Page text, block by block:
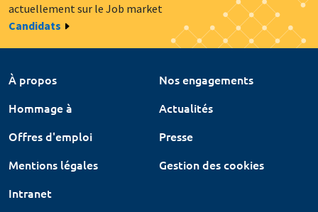
actuellement sur le Job market
Candidats
À propos
Nos engagements
Hommage à
Actualités
Offres d'emploi
Presse
Mentions légales
Gestion des cookies
Intranet